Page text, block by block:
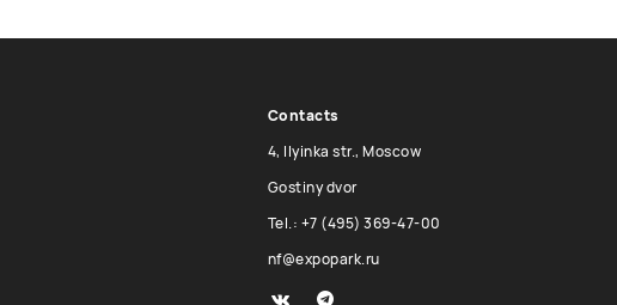
Contacts
4, Ilyinka str., Moscow
Gostiny dvor
Tel.: +7 (495) 369-47-00
nf@expopark.ru